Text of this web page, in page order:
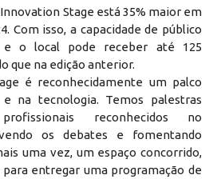
Stage está 35% maior em
Com isso, a capacidade de público
e o local pode receber até 125
que na edição anterior.
é reconhecidamente um palco
na tecnologia. Temos palestras
reconhecidos no
os debates e fomentando
uma vez, um espaço concorrido,
entregar uma programação de